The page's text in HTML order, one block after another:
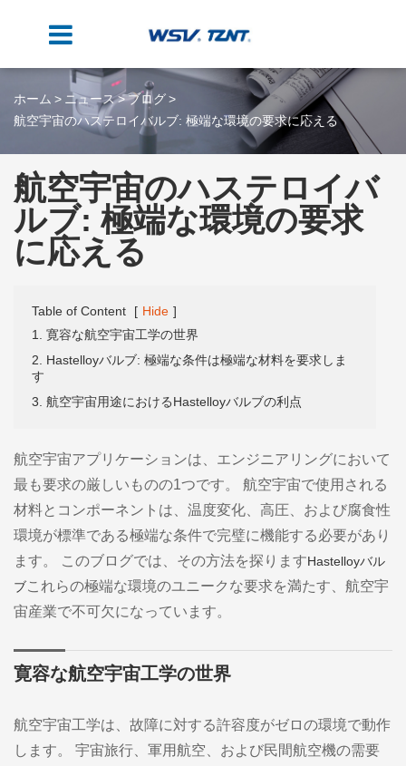
ホーム ニュース
ブログ
航空宇宙のハステロイバルブ: 極端な環境の要求に応える
航空宇宙のハステロイバ
ルブ: 極端な環境の要求
に応える
Table of Content [ Hide ]
1. 寛容な航空宇宙工学の世界
2. Hastelloyバルブ: 極端な条件は極端な材料を要求しま
す
3. 航空宇宙用途におけるHastelloyバルブの利点
航空宇宙アプリケーションは、エンジニアリングにおいて
最も要求の厳しいものの1つです。 航空宇宙で使用される
材料とコンポーネントは、温度変化、高圧、および腐食性
環境が標準である極端な条件で完璧に機能する必要があり
ます。 このブログでは、その方法を探りますHastelloyバル
ブこれらの極端な環境のユニークな要求を満たす、航空宇
宙産業で不可欠になっています。
寛容な航空宇宙工学の世界
航空宇宙工学は、故障に対する許容度がゼロの環境で動作
します。 宇宙旅行、軍用航空、および民間航空機の需要